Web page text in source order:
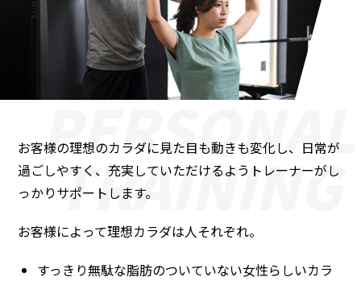
お客様の理想のカラダに見た目も動きも変化し、日常が
過ごしやすく、充実していただけるようトレーナーがし
っかりサポートします。
お客様によって理想カラダは人それぞれ。
すっきり無駄な脂肪のついていない女性らしいカラ